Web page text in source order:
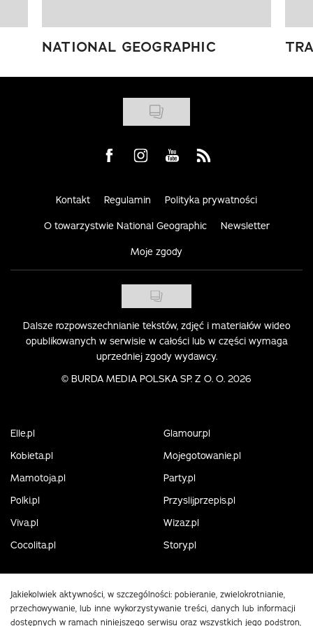
NATIONAL GEOGRAPHIC
Visit us on Facebook
Visit us on Instagram
Visit us on Youtube
Visit us on Rss
Kontakt Regulamin Polityka prywatności
O towarzystwie National Geographic Newsletter
Moje zgody
Dalsze rozpowszechnianie tekstów, zdjęć i materiałów wideo
opublikowanych w serwisie w całości lub w części wymaga
uprzedniej zgody wydawcy.
© BURDA MEDIA POLSKA SP. Z O. O. 2026
Elle.pl
Glamour.pl
Kobieta.pl
Mojegotowanie.pl
Mamotoja.pl
Party.pl
Polki.pl
Przyslijprzepis.pl
Viva.pl
Wizaz.pl
Cocolita.pl
Story.pl
Jakiekolwiek aktywności, w szczególności: pobieranie, zwielokrotnianie,
przechowywanie, lub inne wykorzystywanie treści, danych lub informacji
dostępnych w ramach niniejszego serwisu oraz wszystkich jego podstron,